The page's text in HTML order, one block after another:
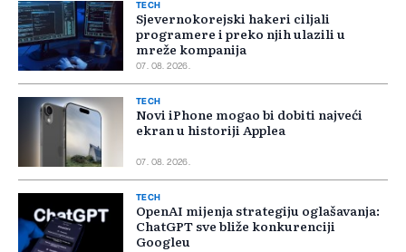
TECH
Sjevernokorejski hakeri ciljali
programere i preko njih ulazili u
mreže kompanija
07. 08. 2026.
TECH
Novi iPhone mogao bi dobiti najveći
ekran u historiji Applea
07. 08. 2026.
TECH
OpenAI mijenja strategiju oglašavanja:
ChatGPT sve bliže konkurenciji
Googleu